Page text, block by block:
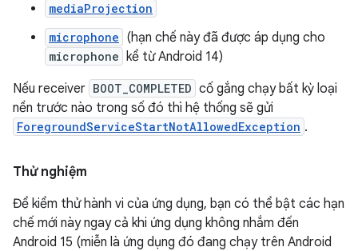
mediaProjection
microphone (hạn chế này đã được áp dụng cho
microphone kể từ Android 14)
Nếu receiver BOOT_COMPLETED cố gắng chạy bất kỳ loại
nền trước nào trong số đó thì hệ thống sẽ gửi
ForegroundServiceStartNotAllowedException .
Thử nghiệm
Để kiểm thử hành vi của ứng dụng, bạn có thể bật các hạn
chế mới này ngay cả khi ứng dụng không nhắm đến
Android 15 (miễn là ứng dụng đó đang chạy trên Android